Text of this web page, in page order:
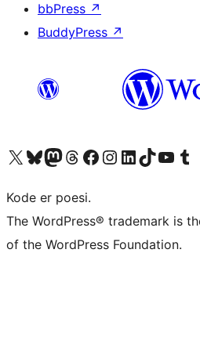
bbPress ↗
BuddyPress ↗
Besøg vores X (tidligere Twitter) konto
Besøg vores Bluesky-konto
Besøg vores Mastodon konto
Besøg vores Threads-konto
Besøg vores Facebook sideBesøg vores Instagram konto
Besøg vores LinkedIn konto
Besøg vores TikTok-konto
Besøg vores YouTube-kanal
Besøg vores
Kode er poesi.
The WordPress® trademark is
of the WordPress Foundation.